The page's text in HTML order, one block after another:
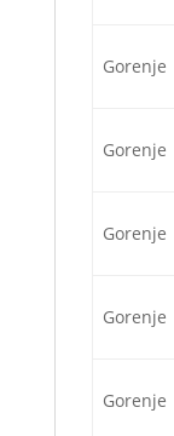
Gorenje
Gorenje
Gorenje
Gorenje
Gorenje